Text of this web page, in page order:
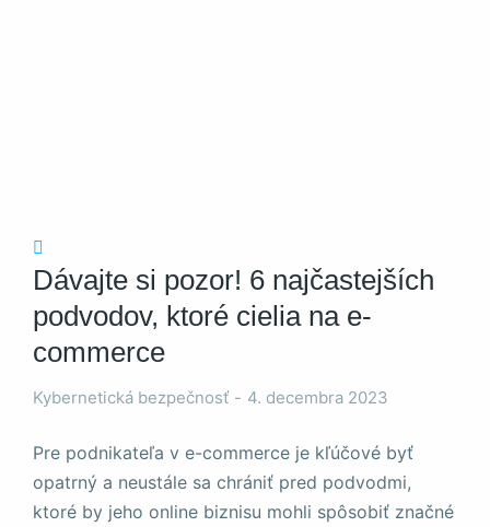
Dávajte si pozor! 6 najčastejších
podvodov, ktoré cielia na e-
commerce
Kybernetická bezpečnosť 4. decembra 2023
Pre podnikateľa v e-commerce je kľúčové byť
opatrný a neustále sa chrániť pred podvodmi,
ktoré by jeho online biznisu mohli spôsobiť značné
Nevyhnutné
cookie nie sú
potrebné pre
fungovanie
webovej
stránky.